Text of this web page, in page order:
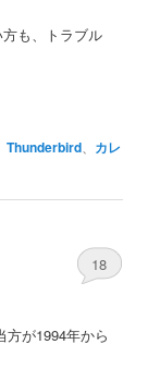
も、トラブル
、Thunderbird
カレ
18
方が1994年から